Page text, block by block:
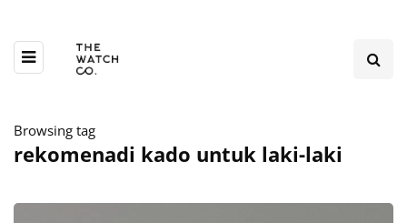
Browsing tag
rekomenadi kado untuk laki-laki